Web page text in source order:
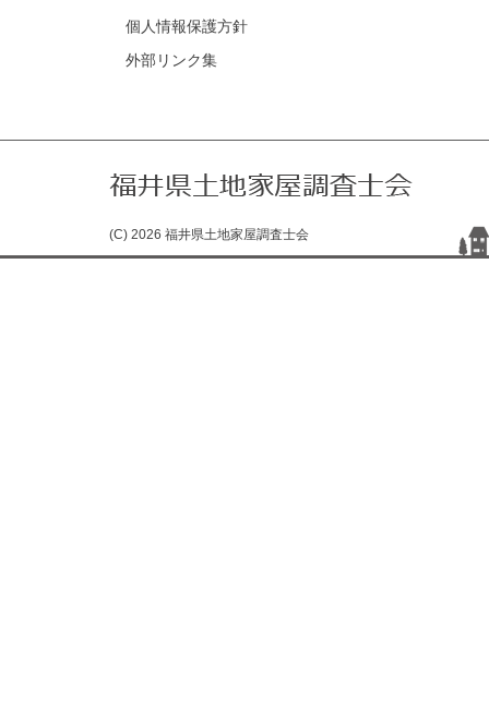
個人情報保護方針
外部リンク集
(C) 2026 福井県土地家屋調査士会